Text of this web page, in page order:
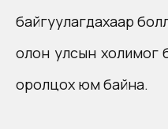
байгуулагдахаар
олон улсын холимог
оролцох юм байна.